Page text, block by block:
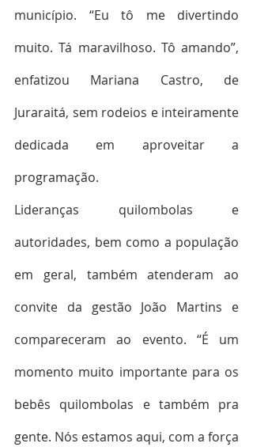
município. “Eu tô me divertindo
muito. Tá maravilhoso. Tô amando”,
enfatizou Mariana Castro, de
Juraraitá, sem rodeios e inteiramente
dedicada em aproveitar a
programação.
Lideranças quilombolas e
autoridades, bem como a população
em geral, também atenderam ao
convite da gestão João Martins e
compareceram ao evento. “É um
momento muito importante para os
bebês quilombolas e também pra
gente. Nós estamos aqui, com a força